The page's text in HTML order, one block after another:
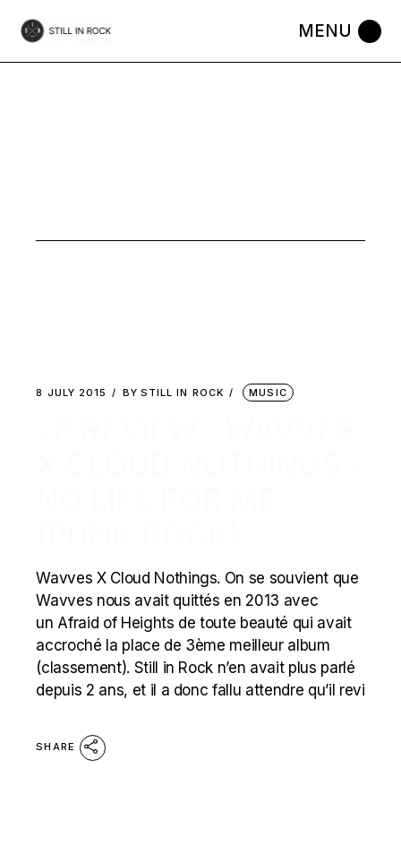
the
8 JULY 2015 BY STILL IN ROCK MUSIC
Wavves X Cloud Nothings. On se souvient que
Wavves nous avait quittés en 2013 avec
un Afraid of Heights de toute beauté qui avait
accroché la place de 3ème meilleur album
(classement). Still in Rock n’en avait plus parlé
depuis 2 ans, et il a donc fallu attendre qu’il revi
SHARE